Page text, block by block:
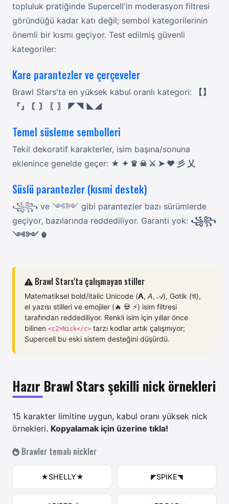
topluluk pratiğinde Supercell'in moderasyon filtresi
göründüğü kadar katı değil; sembol kategorilerinin
önemli bir kısmı geçiyor. Test edilmiş güvenli
kategoriler:
Kare parantezler ve çerçeveler
Brawl Stars'ta en yüksek kabul oranlı kategori:
【】
『』 〘〙 〖〗 ◤◥ ◣◢
Temel süsleme sembolleri
Tekil dekoratif karakterler, isim başına/sonuna
eklenince genelde geçer: ★ ✦ ♛ ☠ ⚔ ➤ ♥ 彡 乂
Süslü parantezler (kısmi destek)
꧁꧂ ve ༺༻ gibi parantezler bazı sürümlerde
geçiyor, bazılarında reddediliyor. Garanti yok: ꧁꧂
༺༻ ☬
Brawl Stars'ta çalışmayan stiller
Matematiksel bold/italic Unicode (𝗔, 𝘈, 𝒜), Gotik (𝔄),
el yazısı stilleri ve emojiler (🔥 💀 ⚡) isim filtresi
tarafından reddediliyor. Renkli isim için yıllar önce
bilinen<c2>Nick</c> tarzı kodlar artık çalışmıyor;
Supercell bu eski sistem desteğini düşürdü.
Hazır Brawl Stars şekilli nick örnekleri
15 karakter limitine uygun, kabul oranı yüksek nick
örnekleri. Kopyalamak için üzerine tıkla!
Brawler temalı nickler
★SHELLY★ ◤SPIKE◥